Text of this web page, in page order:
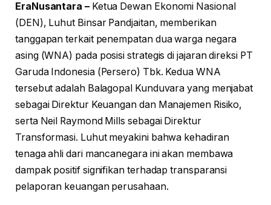
EraNusantara –Ketua Dewan Ekonomi Nasional
(DEN), Luhut Binsar Pandjaitan, memberikan
tanggapan terkait penempatan dua warga negara
asing (WNA) pada posisi strategis di jajaran direksi PT
Garuda Indonesia (Persero) Tbk. Kedua WNA
tersebut adalah Balagopal Kunduvara yang menjabat
sebagai Direktur Keuangan dan Manajemen Risiko,
serta Neil Raymond Mills sebagai Direktur
Transformasi. Luhut meyakini bahwa kehadiran
tenaga ahli dari mancanegara ini akan membawa
dampak positif signifikan terhadap transparansi
pelaporan keuangan perusahaan.